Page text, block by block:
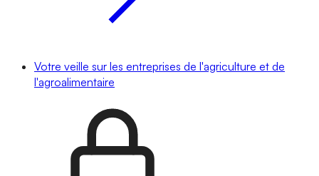
Votre veille sur les entreprises de l'agriculture et de
l'agroalimentaire